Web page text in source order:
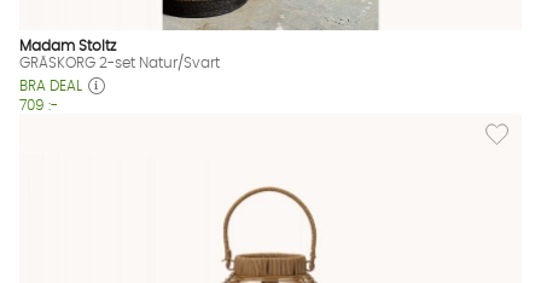
Madam Stoltz
GRÄSKORG 2-set Natur/Svart
BRA DEAL
709 :-
Lägg